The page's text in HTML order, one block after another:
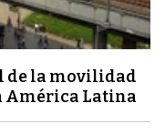
de la movilidad
América Latina